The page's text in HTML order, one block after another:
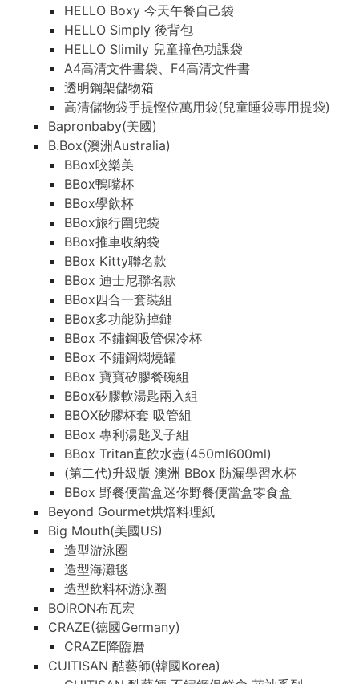
HELLO Boxy 今天午餐自己袋
HELLO Simply 後背包
HELLO Slimily 兒童撞色功課袋
A4高清文件書袋、F4高清文件書
透明鋼架儲物箱
高清儲物袋手提慳位萬用袋(兒童睡袋專用提袋)
Bapronbaby(美國)
B.Box(澳洲Australia)
BBox咬樂美
BBox鴨嘴杯
BBox學飲杯
BBox旅行圍兜袋
BBox推車收納袋
BBox Kitty聯名款
BBox 迪士尼聯名款
BBox四合一套裝組
BBox多功能防掉鏈
BBox 不鏽鋼吸管保冷杯
BBox 不鏽鋼燜燒罐
BBox 寶寶矽膠餐碗組
BBox矽膠軟湯匙兩入組
BBOX矽膠杯套 吸管組
BBox 專利湯匙叉子組
BBox Tritan直飲水壺(450ml600ml)
(第二代)升級版 澳洲 BBox 防漏學習水杯
BBox 野餐便當盒迷你野餐便當盒零食盒
Beyond Gourmet烘焙料理紙
Big Mouth(美國US)
造型游泳圈
造型海灘毯
造型飲料杯游泳圈
BOiRON布瓦宏
CRAZE(德國Germany)
CRAZE降臨曆
CUITISAN 酷藝師(韓國Korea)